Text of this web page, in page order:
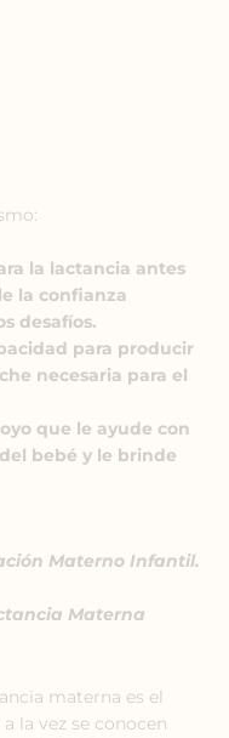
la lactancia antes
la confianza
desafíos.
para producir
necesaria para el
que le ayude con
bebé y le brinde
Materno Infantil.
Materna
materna es el
la vez se conocen